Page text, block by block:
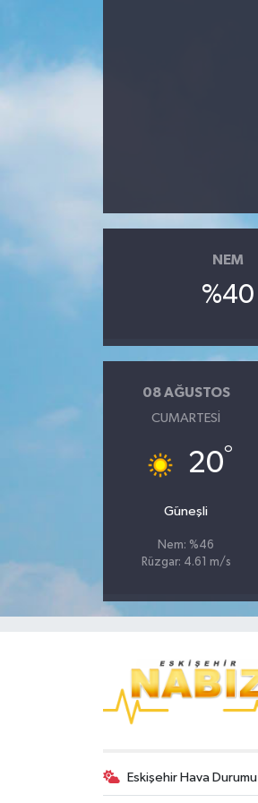
NEM
%40
08 AĞUSTOS
CUMARTESI
20°
Güneşli
Nem: %46
Rüzgar: 4.61 m/s
Eskişehir Hava Durumu
Kültür Sanat